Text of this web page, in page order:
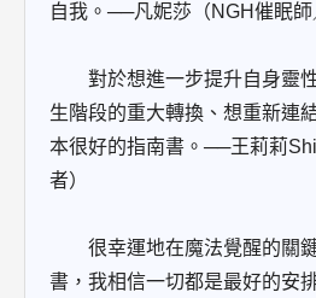
自我。──凡妮莎（NGH催眠師
對於想進一步提升自身靈性
生階段的重大轉換、想重新連
本很好的指南書。──王莉莉
者）
很幸運地在魔法覺醒的關鍵
書，我相信一切都是最好的安